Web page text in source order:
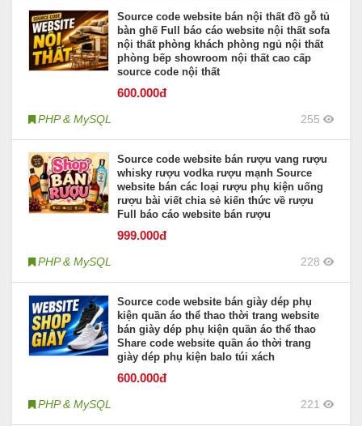
Source code website bán nội thất đồ gỗ tủ
bàn ghế Full báo cáo website nội thất sofa
nội thất phòng khách phòng ngủ nội thất
phòng bếp showroom nội thất cao cấp
source code nội thất
600.000đ
PHP & MySQL 255
Source code website bán rượu vang rượu
whisky rượu vodka rượu mạnh Source
website bán các loại rượu phụ kiện uống
rượu bài viết chia sẻ kiến thức về rượu
Full báo cáo website bán rượu
999.000đ
PHP & MySQL 228
Source code website bán giày dép phụ
kiện quần áo thể thao thời trang website
bán giày dép phụ kiện quần áo thể thao
Share code website quần áo thời trang
giày dép phụ kiện balo túi xách
600.000đ
PHP & MySQL 221